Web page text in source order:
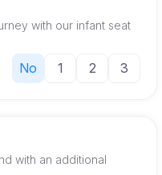
with our infant seat
No 1 2 3
with an additional